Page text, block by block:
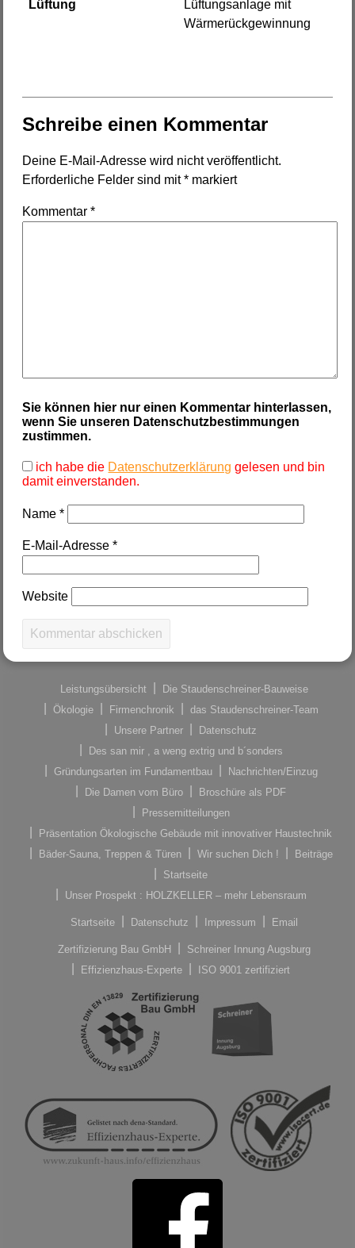
Lüftung
Lüftungsanlage mit
Wärmerückgewinnung
Schreibe einen Kommentar
Deine E-Mail-Adresse wird nicht veröffentlicht.
Erforderliche Felder sind mit* markiert
Kommentar*
Sie können hier nur einen Kommentar hinterlassen,
wenn Sie unseren Datenschutzbestimmungen
zustimmen.
ich habe die Datenschutzerklärung gelesen und bin
damit einverstanden.
Name*
E-Mail-Adresse*
Website
Leistungsübersicht
Die Staudenschreiner-Bauweise
Ökologie
Firmenchronik
das Staudenschreiner-Team
Unsere Partner
Datenschutz
Des san mir , a weng extrig und b´sonders
Gründungsarten im Fundamentbau
Nachrichten/Einzug
Die Damen vom Büro
Broschüre als PDF
Pressemitteilungen
Präsentation Ökologische Gebäude mit innovativer Haustechnik
Bäder-Sauna, Treppen & Türen
Wir suchen Dich !
Beiträge
Startseite
Unser Prospekt : HOLZKELLER – mehr Lebensraum
Startseite Datenschutz Impressum Email
Zertifizierung Bau GmbH
Schreiner Innung Augsburg
Effizienzhaus-Experte
ISO 9001 zertifiziert